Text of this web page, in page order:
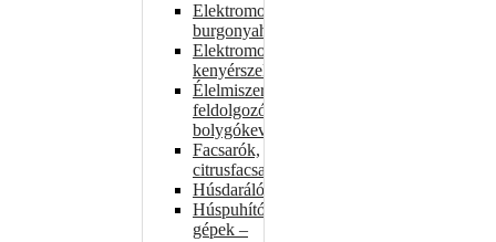
Elektromos
burgonyahámozók
Elektromos
kenyérszeletelők
Élelmiszer-
feldolgozók –
bolygókeverők
Facsarók,
citrusfacsarók
Húsdarálók
Húspuhító
gépek –